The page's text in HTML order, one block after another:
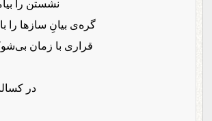
نشستن را
گره‌ی بیانِ سازها را
قراری با زمان
در